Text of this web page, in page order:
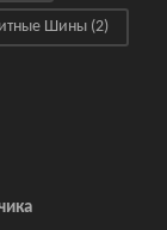
Шины (2)